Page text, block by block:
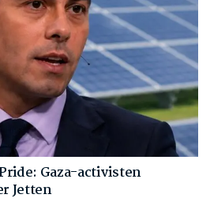
Gaza-activisten
Jetten